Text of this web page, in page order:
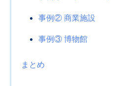
事例② 商業施設
事例③ 博物館
まとめ